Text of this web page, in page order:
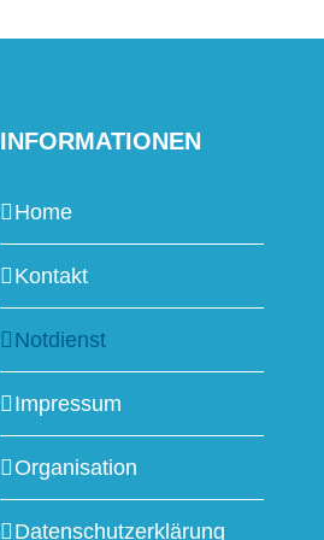
INFORMATIONEN
Home
Kontakt
Notdienst
Impressum
Organisation
Datenschutzerklärung